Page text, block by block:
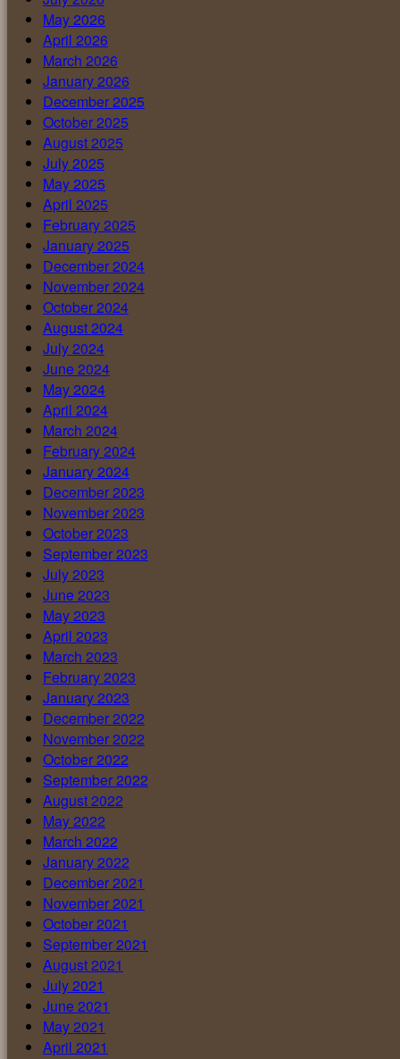
May 2026
April 2026
March 2026
January 2026
December 2025
October 2025
August 2025
July 2025
May 2025
April 2025
February 2025
January 2025
December 2024
November 2024
October 2024
August 2024
July 2024
June 2024
May 2024
April 2024
March 2024
February 2024
January 2024
December 2023
November 2023
October 2023
September 2023
July 2023
June 2023
May 2023
April 2023
March 2023
February 2023
January 2023
December 2022
November 2022
October 2022
September 2022
August 2022
May 2022
March 2022
January 2022
December 2021
November 2021
October 2021
September 2021
August 2021
July 2021
June 2021
May 2021
April 2021